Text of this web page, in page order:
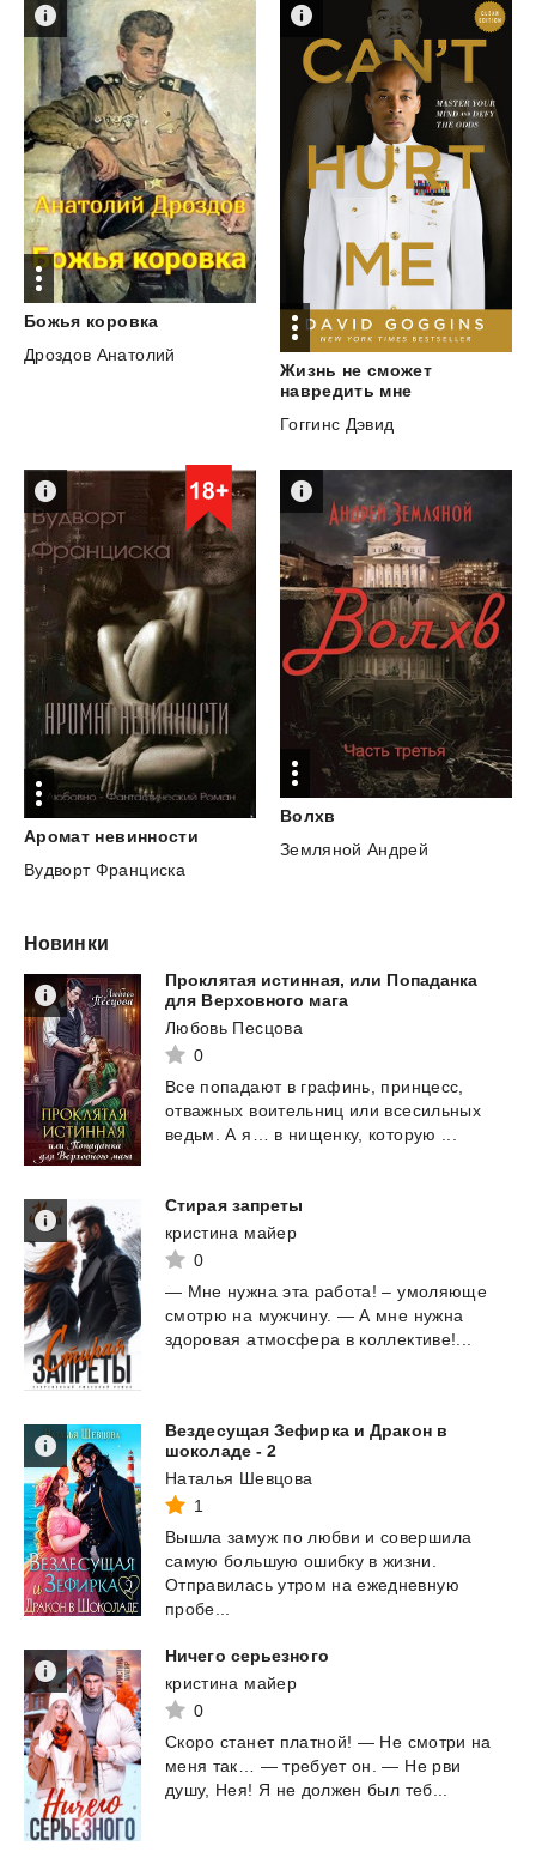
Божья коровка
Дроздов Анатолий
Жизнь не сможет
навредить мне
Гоггинс Дэвид
Аромат невинности
Вудворт Франциска
Волхв
Земляной Андрей
Новинки
Проклятая истинная, или Попаданка
для Верховного мага
Любовь Песцова
0
Все попадают в графинь, принцесс,
отважных воительниц или всесильных
ведьм. А я… в нищенку, которую ...
Стирая запреты
кристина майер
0
— Мне нужна эта работа! – умоляюще
смотрю на мужчину. — А мне нужна
здоровая атмосфера в коллективе!...
Вездесущая Зефирка и Дракон в
шоколаде - 2
Наталья Шевцова
1
Вышла замуж по любви и совершила
самую большую ошибку в жизни.
Отправилась утром на ежедневную
пробе...
Ничего серьезного
кристина майер
0
Скоро станет платной! — Не смотри на
меня так… — требует он. — Не рви
душу, Нея! Я не должен был теб...